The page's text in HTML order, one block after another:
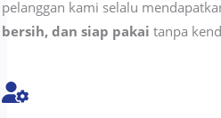
pelanggan kami selalu
bersih, dan siap pakai tanpa